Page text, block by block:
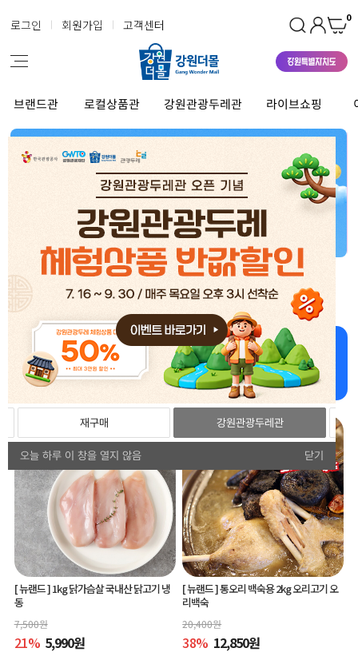
로그인 회원가입 고객센터 0
브랜드관 로컬상품관 강원관광두레관 라이브쇼핑
재구매 강원관광두레관
오늘 하루 이 창을 열지 않음 닫기
강원더몰 상품 좋아~ 너무 좋아~
강원더몰 추천상품 추천드립니다!
[ 뉴랜드 ]1kg 닭가슴살 국내산 닭고기 냉
동
7,500원
21% 5,990원
[ 뉴랜드 ]통오리 백숙용 2kg 오리고기 오
리백숙
20,400원
38% 12,850원